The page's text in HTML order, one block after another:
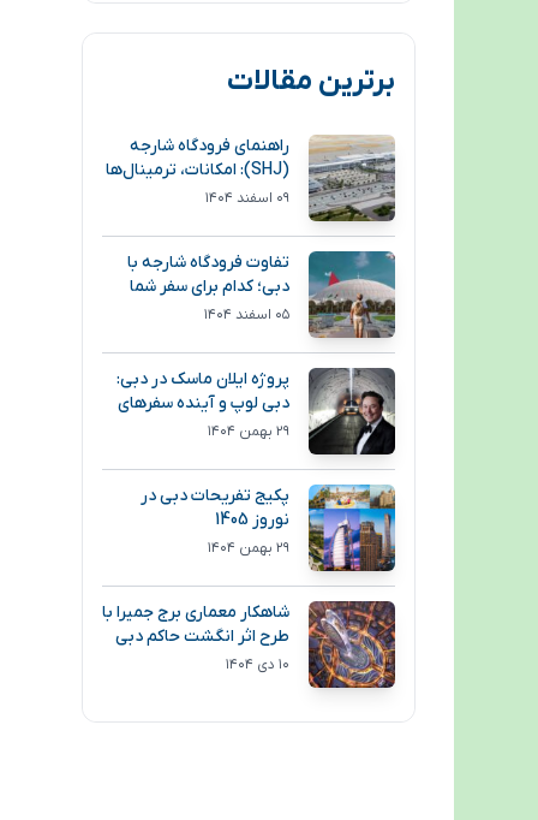
برترین مقالات
راهنمای فرودگاه شارجه
(SHJ): امکانات، ترمینال‌ها
و مسیر دسترسی
۰۹ اسفند ۱۴۰۴
تفاوت فرودگاه شارجه با
دبی؛ کدام برای سفر شما
انتخاب بهتری است؟
۰۵ اسفند ۱۴۰۴
پروژه ایلان ماسک در دبی:
دبی لوپ و آینده سفرهای
فوق سریع
۲۹ بهمن ۱۴۰۴
پکیج تفریحات دبی در
نوروز 1405
۲۹ بهمن ۱۴۰۴
شاهکار معماری برج جمیرا با
طرح اثر انگشت حاکم دبی
۱۰ دی ۱۴۰۴